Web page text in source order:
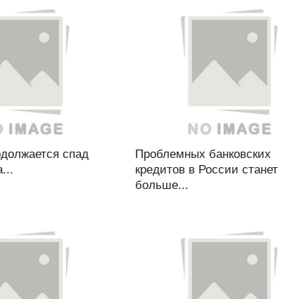
спад
Проблемных банковских
кредитов в России станет
больше...